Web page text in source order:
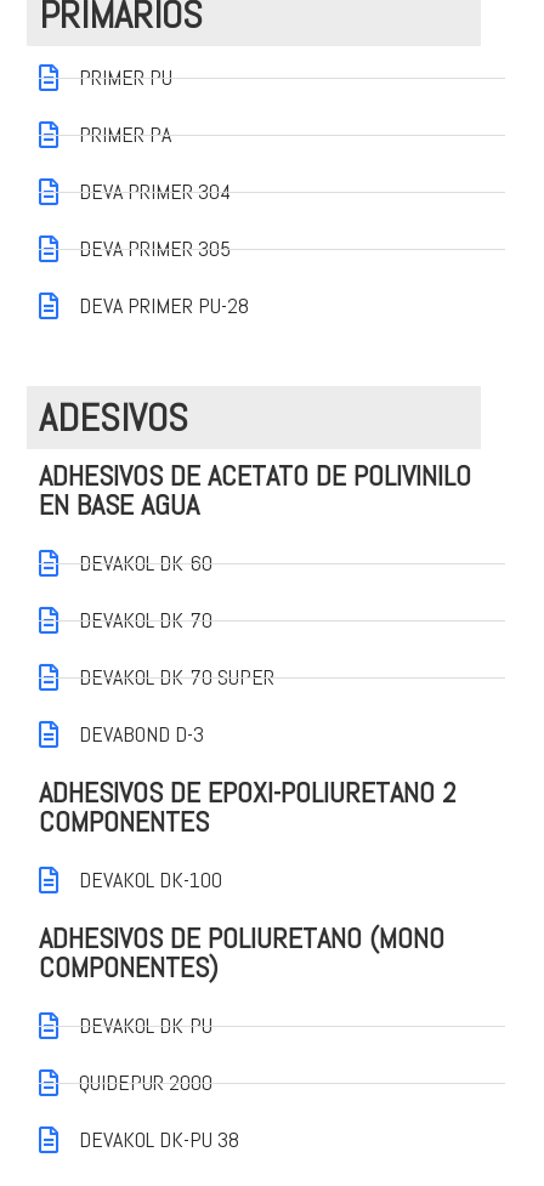
PRIMÁRIOS
PRIMER PU
PRIMER PA
DEVA PRIMER 304
DEVA PRIMER 305
DEVA PRIMER PU-28
ADESIVOS
ADHESIVOS DE ACETATO DE POLIVINILO
EN BASE AGUA
DEVAKOL DK-60
DEVAKOL DK-70
DEVAKOL DK-70 SUPER
DEVABOND D-3
ADHESIVOS DE EPOXI-POLIURETANO 2
COMPONENTES
DEVAKOL DK-100
ADHESIVOS DE POLIURETANO (MONO
COMPONENTES)
DEVAKOL DK-PU
QUIDEPUR 2000
DEVAKOL DK-PU 38